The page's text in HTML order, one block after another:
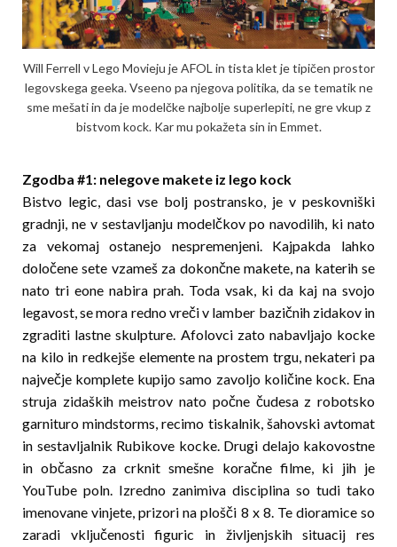
Will Ferrell v Lego Movieju je AFOL in tista klet je tipičen prostor
legovskega geeka. Vseeno pa njegova politika, da se tematik ne
sme mešati in da je mo­delčke najbolje superlepiti, ne gre vkup z
bist­vom kock. Kar mu pokažeta sin in Emmet.
Zgodba #1: nelego­ve makete iz lego kock
Bistvo legic, dasi vse bolj postransko, je v peskovniški
gradnji, ne v sestavljanju modelčkov po navodilih, ki nato
za vekomaj ostanejo nespremenjeni. Kajpakda lahko
določene sete vzameš za dokončne makete, na katerih se
nato tri eone nabira prah. Toda vsak, ki da kaj na svojo
legavost, se mora redno vreči v lamber bazičnih zidakov in
zgraditi lastne skulpture. Afolovci zato nabavljajo kocke
na kilo in redkejše elemente na prostem trgu, nekateri pa
največje komplete kupijo samo zavoljo količine kock. Ena
struja zidaških meistrov nato počne čudesa z robotsko
garnituro mindstorms, recimo tis­­kalnik, šahovski avtomat
in sestavljalnik Rubikove kocke. Drugi delajo kakovostne
in občasno za crknit smešne koračne filme, ki jih je
YouTube poln. Izredno zanimiva disciplina so tudi tako
imenovane vinjete, prizori na plošči 8 x 8. Te dioramice so
zaradi vključenosti figuric in življenjskih situacij res